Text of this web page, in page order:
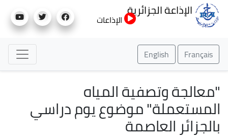
إلى
الإذاعة الجزائرية
الإذاعات
Français
English
"معالجة وتصفية المياه
المستعملة" موضوع يوم دراسي
بالجزائر العاصمة